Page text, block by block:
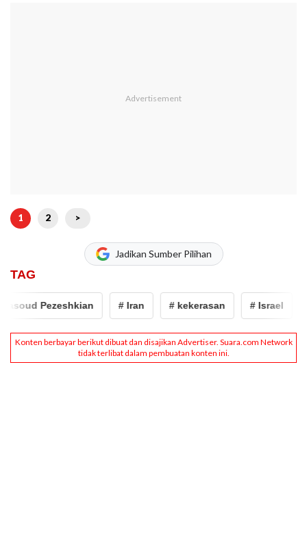
1 2 >
Jadikan Sumber Pilihan
TAG
Pezeshkian # Iran # kekerasan # Israel